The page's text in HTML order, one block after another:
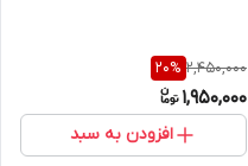
2,450,000
20%
1,950,000
افزودن به سبد